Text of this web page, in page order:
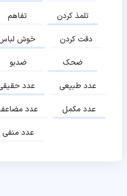
تفاهم
تلمذ کردن
خوش
دقت کردن
ضدبو
ضحک
عدد
عدد طبیعی
عدد
عدد مکمل
عدد منفی